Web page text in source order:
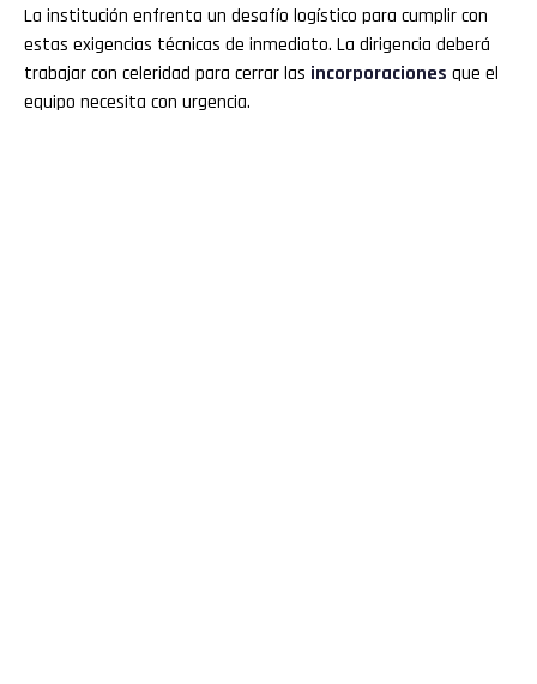
La institución enfrenta un desafío logístico para cumplir con
estas exigencias técnicas de inmediato. La dirigencia deberá
trabajar con celeridad para cerrar las incorporaciones que el
equipo necesita con urgencia.